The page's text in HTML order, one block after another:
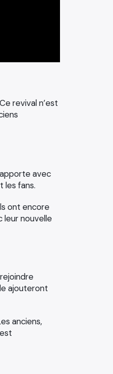
revival n’est
avec
les fans.
ont encore
leur nouvelle
ajouteront
anciens,